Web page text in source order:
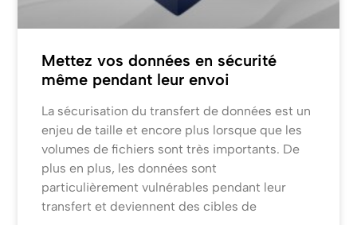
Mettez vos données en sécurité
même pendant leur envoi
La sécurisation du transfert de données est un
enjeu de taille et encore plus lorsque que les
volumes de fichiers sont très importants. De
plus en plus, les données sont
particulièrement vulnérables pendant leur
transfert et deviennent des cibles de